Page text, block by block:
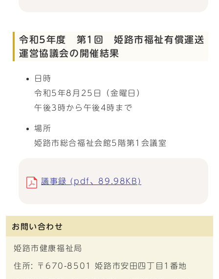
令和5年度 第1回 姫路市福祉有償運送
運営協議会の開催結果
日時
令和5年8月25日（金曜日）
午後3時から午後4時まで
場所
姫路市総合福祉会館5階第1会議室
議事録 (pdf、89.98KB)
お問い合わせ
姫路市健康福祉局
住所: 〒670-8501 姫路市安田四丁目1番地